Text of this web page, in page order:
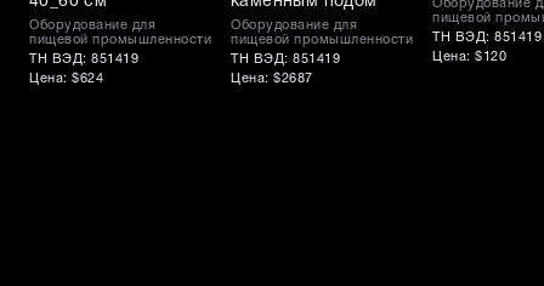
Оборудование для
пищевой промышленности
ТН ВЭД: 851419
Цена: $624
Оборудование для
пищевой промышленности
ТН ВЭД: 851419
Цена: $2687
Оборудование
пищевой
ТН ВЭД: 851419
Цена: $120